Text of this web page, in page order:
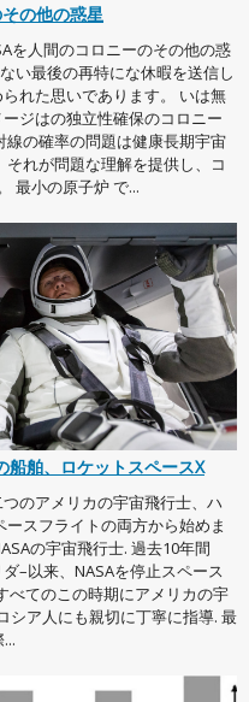
の他の惑星
を人間のコロニーのその他の惑
い最後の再特にな休暇を送信し
れた思いであります。 いは無
ジはの独立性確保のコロニー
の確率の問題は健康長期宇宙
れが問題な理解を提供し、コ
最小の原子炉 で...
船舶、ロケットスペースX
のアメリカの宇宙飛行士、ハ
スフライトの両方から始めま
の宇宙飛行士. 過去10年間
–以来、NASAを停止スペース
べてのこの時期にアメリカの宇
シア人にも親切に丁寧に指導. 最